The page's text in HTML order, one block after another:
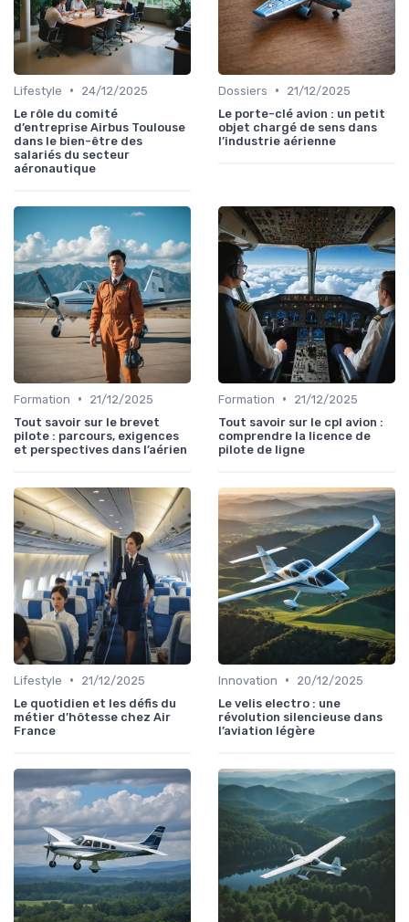
Lifestyle •
24/12/2025
Le rôle du comité
d’entreprise Airbus Toulouse
dans le bien-être des
salariés du secteur
aéronautique
Dossiers •
21/12/2025
Le porte-clé avion : un petit
objet chargé de sens dans
l’industrie aérienne
Formation •
21/12/2025
Tout savoir sur le brevet
pilote : parcours, exigences
et perspectives dans l’aérien
Formation •
21/12/2025
Tout savoir sur le cpl avion :
comprendre la licence de
pilote de ligne
Lifestyle •
21/12/2025
Le quotidien et les défis du
métier d’hôtesse chez Air
France
Innovation •
20/12/2025
Le velis electro : une
révolution silencieuse dans
l’aviation légère